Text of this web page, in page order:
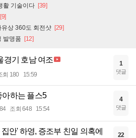
활 기술이다 [39]
[9]
상 360도 회전샷 [29]
발명품 [12]
경기 호남 여조
회 180 15:59
1
댓글
아하는 플스5
조회 648 15:54
4
댓글
안' 하영, 증조부 친일 의혹에
22